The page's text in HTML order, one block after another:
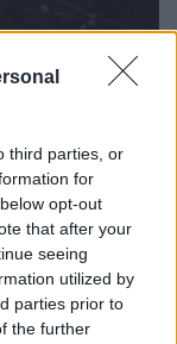
third parties, or
for
opt-out
that after your
seeing
utilized by
parties prior to
the further